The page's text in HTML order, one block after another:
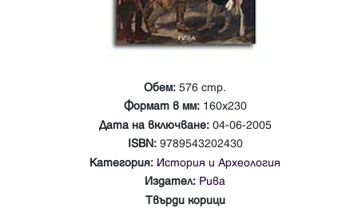
Обем: 576 стр.
Формат в мм: 160х230
Дата на включване: 04-06-2005
ISBN: 9789543202430
Категория: История и Археология
Издател: Рива
Твърди корици